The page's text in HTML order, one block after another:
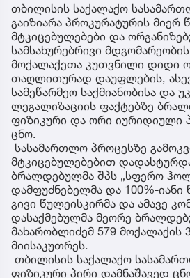
თბილისის საქალაქო
გაიზიარა პროკურატურის მიერ
მტკიცებულებები და
სამსახურებრივი
მოქალაქეთა კუთვნილი დიდი
თაღლითურად დაუფლების,
სამეწარმეო საქმიანობისა და
ლეგალიზაციის ფაქტებზე
ფიზიკური და ორი იურიდიული
ცნო.
სასამართლო პროცესზე
მტკიცებულებებით
ბრალდებულმა შპს „სფერო
დამფუძნებელმა და 100%-
გივი წულეისკირმა და ამავე
დასაქმებულმა მეორე
მახარობლიძემ 579 მოქალაქის
მიისაკუთრეს.
თბილისის საქალაქო
ფიზიკური პირი დამნაშავედ